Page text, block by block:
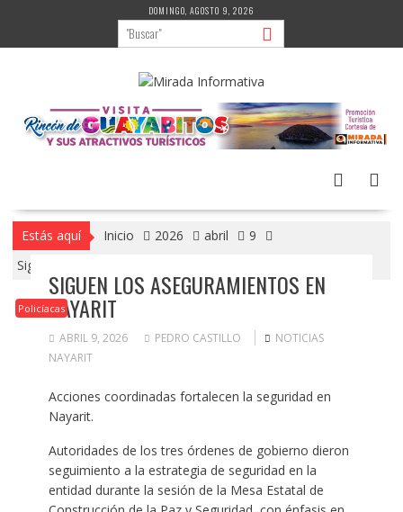
contenido
DOMINGO, AGOSTO 9, 2026
Estás aquí Inicio 2026 abril
9
Siguen los aseguramientos en Nayarit
Policíacas
SIGUEN LOS ASEGURAMIENTOS EN
NAYARIT
ABRIL 9, 2026 PEDRO CASTILLO
NOTICIAS
NAYARIT
Acciones coordinadas fortalecen la seguridad en
Nayarit.
Autoridades de los tres órdenes de gobierno dieron
seguimiento a la estrategia de seguridad en la
entidad durante la sesión de la Mesa Estatal de